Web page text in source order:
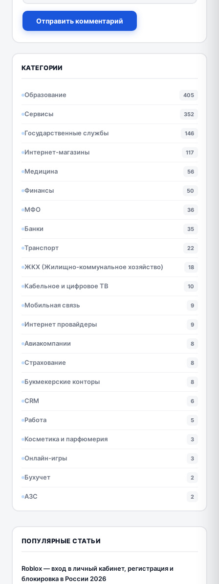
Отправить комментарий
КАТЕГОРИИ
Образование 405
Сервисы 352
Государственные службы 146
Интернет-магазины 117
Медицина 56
Финансы 50
МФО 36
Банки 35
Транспорт 22
ЖКХ (Жилищно-коммунальное хозяйство) 18
Кабельное и цифровое ТВ 10
Мобильная связь 9
Интернет провайдеры 9
Авиакомпании 8
Страхование 8
Букмекерские конторы 8
CRM 6
Работа 5
Косметика и парфюмерия 3
Онлайн-игры 3
Бухучет 2
АЗС 2
ПОПУЛЯРНЫЕ СТАТЬИ
Roblox — вход в личный кабинет, регистрация и
блокировка в России 2026